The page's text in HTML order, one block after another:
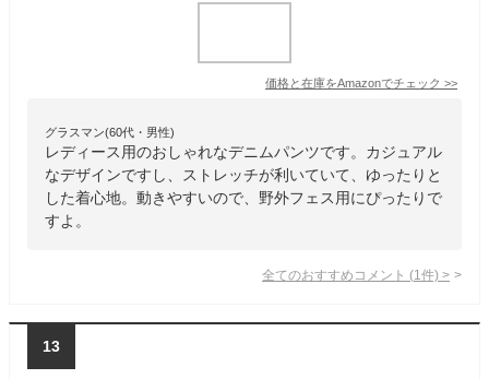
価格と在庫をAmazonでチェック >>
グラスマン(60代・男性)
レディース用のおしゃれなデニムパンツです。カジュアル
なデザインですし、ストレッチが利いていて、ゆったりと
した着心地。動きやすいので、野外フェス用にぴったりで
すよ。
全てのおすすめコメント (1 件) >
13